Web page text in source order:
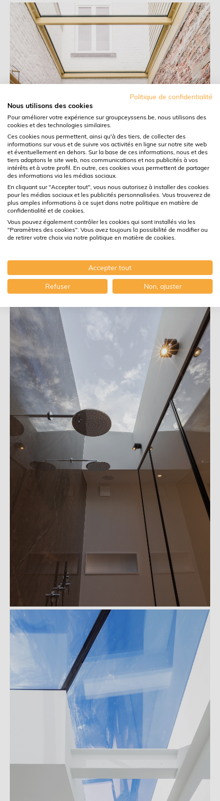
Politique de confidentialité
Nous utilisons des cookies
Pour améliorer votre expérience sur groupceyssens.be, nous utilisons des
cookies et des technologies similaires.
Ces cookies nous permettent, ainsi qu'à des tiers, de collecter des
informations sur vous et de suivre vos activités en ligne sur notre site web
et éventuellement en dehors. Sur la base de ces informations, nous et des
tiers adaptons le site web, nos communications et nos publicités à vos
intérêts et à votre profil. En outre, ces cookies vous permettent de partager
des informations via les médias sociaux.
En cliquant sur "Accepter tout", vous nous autorisez à installer des cookies
pour les médias sociaux et les publicités personnalisées. Vous trouverez de
plus amples informations à ce sujet dans notre politique en matière de
confidentialité et de cookies.
Vous pouvez également contrôler les cookies qui sont installés via les
"Paramètres des cookies". Vous avez toujours la possibilité de modifier ou
de retirer votre choix via notre politique en matière de cookies.
Accepter tout
Refuser Non, ajuster